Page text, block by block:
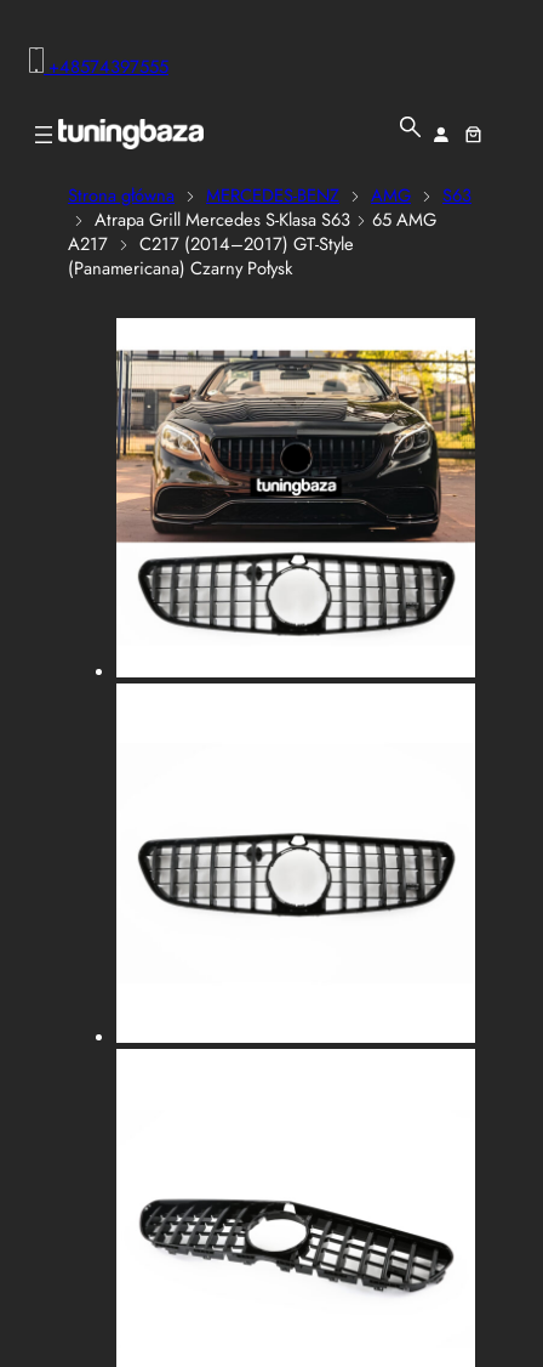
+48574397555
Strona główna MERCEDES-BENZ AMG
S63
Atrapa Grill Mercedes S-Klasa S63
65 AMG
A217
C217 (2014–2017) GT-Style
(Panamericana) Czarny Połysk